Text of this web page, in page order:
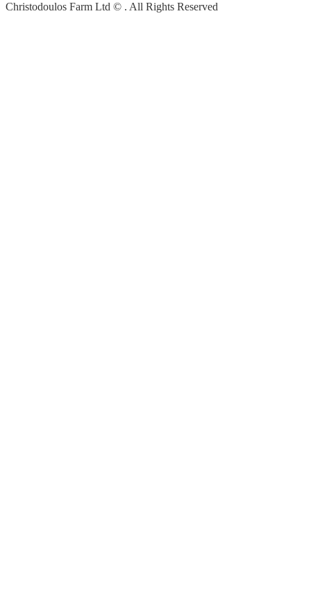
Christodoulos Farm Ltd © . All Rights Reserved